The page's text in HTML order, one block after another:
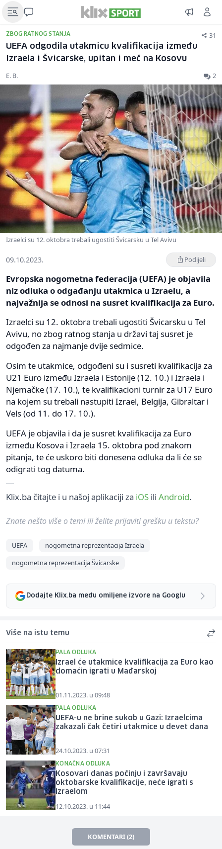
ZBOG RATNOG STANJA 31
UEFA odgodila utakmicu kvalifikacija između
Izraela i Švicarske, upitan i meč na Kosovu
E. B. 2
Izraelci su 12. oktobra trebali ugostiti Švicarsku u Tel Avivu
09.10.2023. Podijeli
Evropska nogometna federacija (UEFA) je objavila
niz odluka o odgađanju utakmica u Izraelu, a
najvažnija se odnosi na susret kvalifikacija za Euro.
Izraelci su 12. oktobra trebali ugostiti Švicarsku u Tel
Avivu, no zbog ratnog stanja u državi taj susret je
odgođen za najmanje dvije sedmice.
Osim te utakmice, odgođeni su i susreti kvalifikacija za
U21 Euro između Izraela i Estonije (12. 10.) i Izraela i
Njemačke (17. 10.), te kvalifikacioni turnir za U17 Euro
na kojem su trebali nastupiti Izrael, Belgija, Gibraltar i
Vels (od 11. do 17. 10.).
UEFA je objavila i da je susret kvalifikacija za Euro
između Kosova i Izraela 15. oktobra pod znakom
pitanja, te će uskoro biti donesena odluka da li će se
odigrati tog datuma.
Klix.ba čitajte i u našoj aplikaciji za iOS ili Android.
Znate nešto više o temi ili želite prijaviti grešku u tekstu?
UEFA
nogometna reprezentacija Izraela
nogometna reprezentacija Švicarske
Dodajte Klix.ba među omiljene izvore na Googlu
Više na istu temu
PALA ODLUKA
Izrael će utakmice kvalifikacija za Euro kao
domaćin igrati u Mađarskoj
01.11.2023. u 09:48
PALA ODLUKA
UEFA-u ne brine sukob u Gazi: Izraelcima
zakazali čak četiri utakmice u devet dana
24.10.2023. u 07:31
KONAČNA ODLUKA
Kosovari danas počinju i završavaju
oktobarske kvalifikacije, neće igrati s
Izraelom
12.10.2023. u 11:44
KOMENTARI (2)